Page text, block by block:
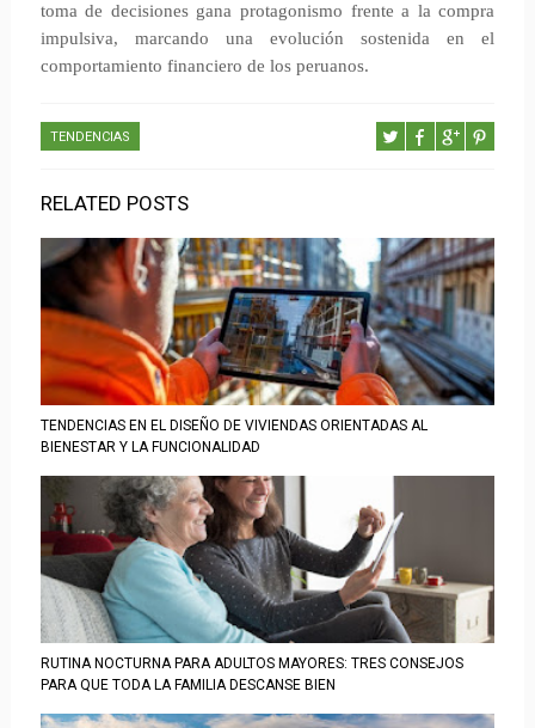
toma de decisiones gana protagonismo frente a la compra
impulsiva, marcando una evolución sostenida en el
comportamiento financiero de los peruanos.
TENDENCIAS
RELATED POSTS
TENDENCIAS EN EL DISEÑO DE VIVIENDAS ORIENTADAS AL
BIENESTAR Y LA FUNCIONALIDAD
RUTINA NOCTURNA PARA ADULTOS MAYORES: TRES CONSEJOS
PARA QUE TODA LA FAMILIA DESCANSE BIEN